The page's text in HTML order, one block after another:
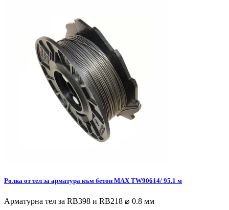
Ролка от тел за арматура към бетон MAX TW90614/ 95.1 м
Арматурна тел за RB398 и RB218 ⌀ 0.8 мм